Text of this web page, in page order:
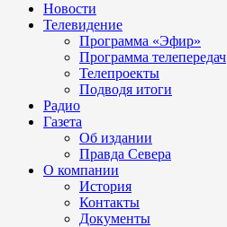
Новости
Телевидение
Программа «Эфир»
Программа телепередач
Телепроекты
Подводя итоги
Радио
Газета
Об издании
Правда Севера
О компании
История
Контакты
Документы